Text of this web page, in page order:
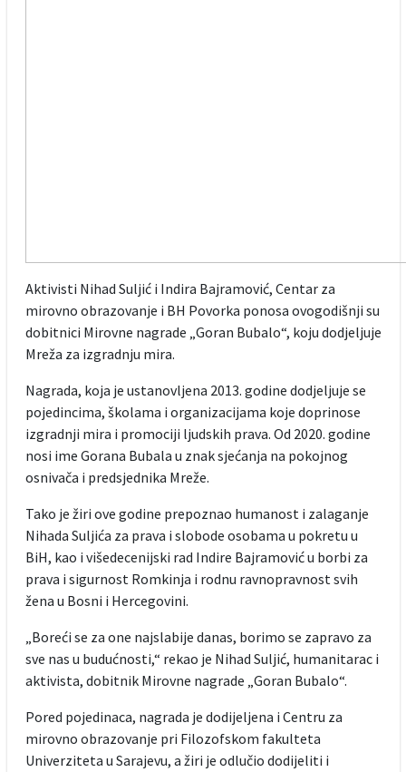
Aktivisti Nihad Suljić i Indira Bajramović, Centar za
mirovno obrazovanje i BH Povorka ponosa ovogodišnji su
dobitnici Mirovne nagrade „Goran Bubalo“, koju dodjeljuje
Mreža za izgradnju mira.
Nagrada, koja je ustanovljena 2013. godine dodjeljuje se
pojedincima, školama i organizacijama koje doprinose
izgradnji mira i promociji ljudskih prava. Od 2020. godine
nosi ime Gorana Bubala u znak sjećanja na pokojnog
osnivača i predsjednika Mreže.
Tako je žiri ove godine prepoznao humanost i zalaganje
Nihada Suljića za prava i slobode osobama u pokretu u
BiH, kao i višedecenijski rad Indire Bajramović u borbi za
prava i sigurnost Romkinja i rodnu ravnopravnost svih
žena u Bosni i Hercegovini.
„Boreći se za one najslabije danas, borimo se zapravo za
sve nas u budućnosti,“ rekao je Nihad Suljić, humanitarac i
aktivista, dobitnik Mirovne nagrade „Goran Bubalo“.
Pored pojedinaca, nagrada je dodijeljena i Centru za
mirovno obrazovanje pri Filozofskom fakulteta
Univerziteta u Sarajevu, a žiri je odlučio dodijeliti i